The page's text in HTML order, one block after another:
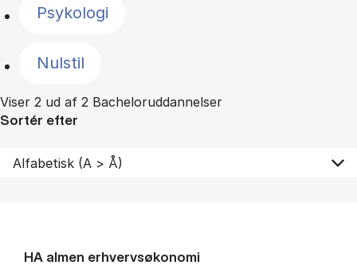
Psykologi
Nulstil
Viser 2 ud af 2 Bacheloruddannelser
Sortér efter
HA al­men erhvervs­økonomi